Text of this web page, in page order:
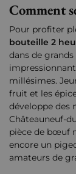
Comment
Pour profiter
bouteille 2
dans de
millésimes.
fruit et les
développe des
Châteauneuf-
pièce de bœuf
encore un
amateurs de